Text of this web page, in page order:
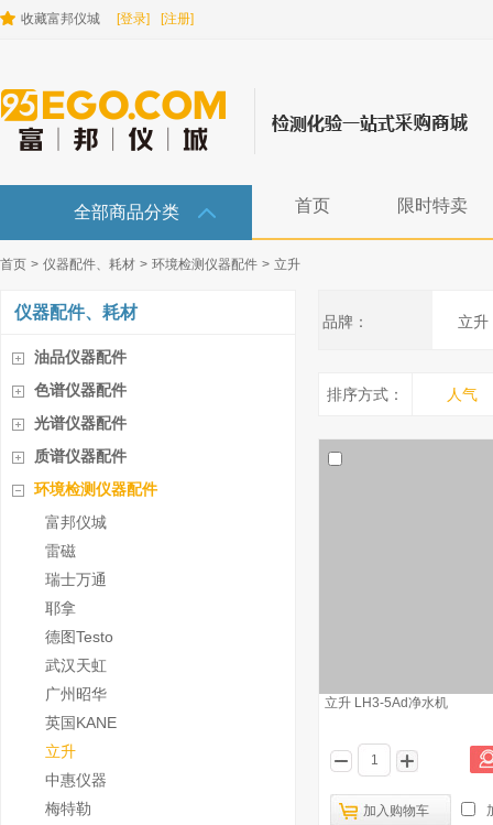
收藏富邦仪城 [登录] [注册]
全部商品分类 首页 限时特卖
首页 > 仪器配件、耗材 > 环境检测仪器配件 > 立升
仪器配件、耗材
油品仪器配件
色谱仪器配件
光谱仪器配件
质谱仪器配件
环境检测仪器配件
富邦仪城
雷磁
瑞士万通
耶拿
德图Testo
武汉天虹
广州昭华
英国KANE
立升
中惠仪器
梅特勒
品牌： 立升
排序方式： 人气
立升 LH3-5Ad净水机
加入购物车